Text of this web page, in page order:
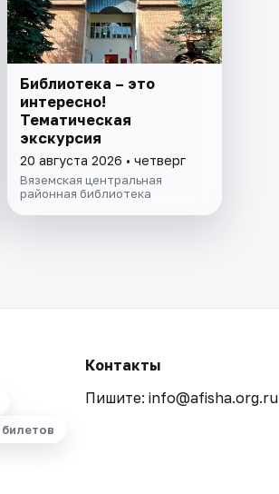
Библиотека – это
интересно!
Тематическая
экскурсия
20 августа 2026 • четверг
Вяземская центральная
районная библиотека
Контакты
Пишите: info@afisha.org.ru